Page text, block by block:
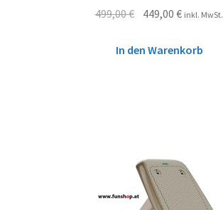
499,00€ 449,00€ inkl. MwSt.
In den Warenkorb